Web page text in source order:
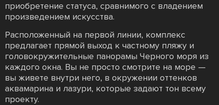
приобретение статуса, сравнимого с владением
произведением искусства.
Расположенный на первой линии, комплекс
предлагает прямой выход к частному пляжу и
головокружительные панорамы Черного моря из
каждого окна. Вы не просто смотрите на море —
вы живете внутри него, в окружении оттенков
аквамарина и лазури, которые задают тон всему
проекту.